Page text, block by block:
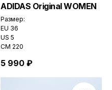
ADIDAS Original WOMEN
Размер:
EU 36
US 5
CМ 220
5 990 ₽